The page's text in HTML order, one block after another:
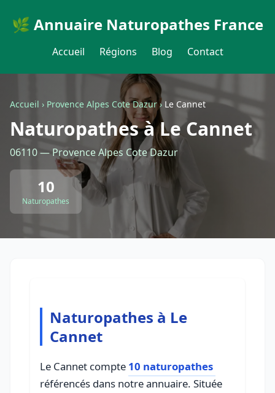
🌿 Annuaire Naturopathes France
Accueil Régions Blog Contact
Accueil › Provence Alpes Cote Dazur› Le Cannet
Naturopathes à Le Cannet
06110 — Provence Alpes Cote Dazur
10
Naturopathes
Naturopathes à Le
Cannet
Le Cannet compte 10 naturopathes
référencés dans notre annuaire. Située